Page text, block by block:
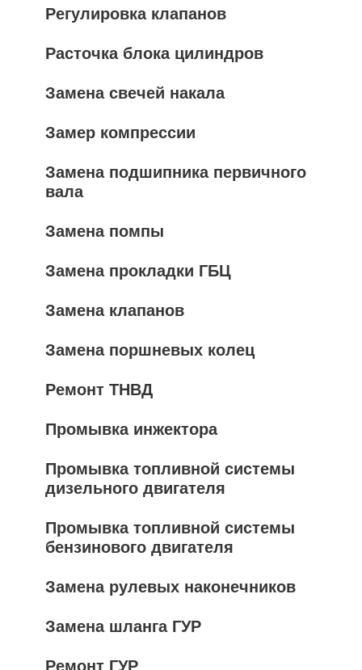
Регулировка клапанов
Расточка блока цилиндров
Замена свечей накала
Замер компрессии
Замена подшипника первичного
вала
Замена помпы
Замена прокладки ГБЦ
Замена клапанов
Замена поршневых колец
Ремонт ТНВД
Промывка инжектора
Промывка топливной системы
дизельного двигателя
Промывка топливной системы
бензинового двигателя
Замена рулевых наконечников
Замена шланга ГУР
Ремонт ГУР